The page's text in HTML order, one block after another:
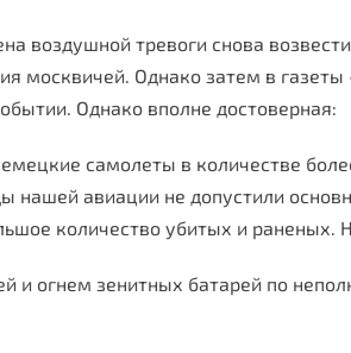
воздушной тревоги снова
москвичей. Однако затем в
Однако вполне достоверная:
самолеты в количестве
нашей авиации не допустили
количество убитых и раненых.
и огнем зенитных батарей по